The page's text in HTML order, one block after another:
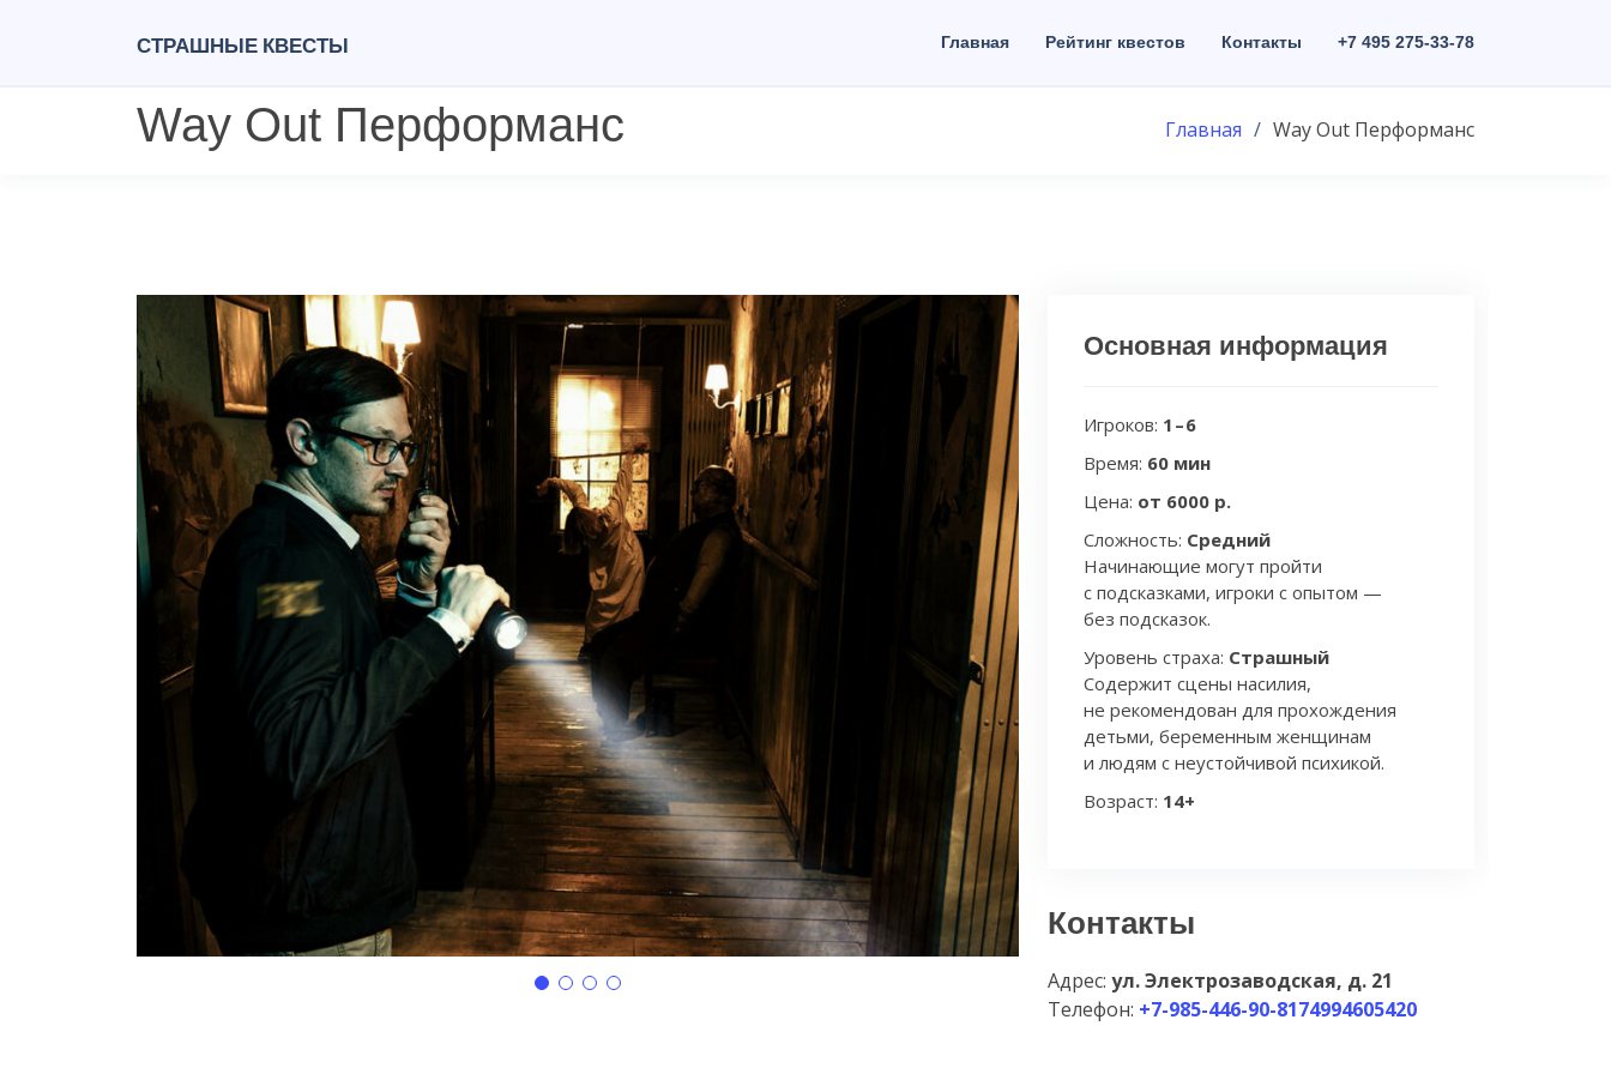
Страшные квесты Главная Рейтинг квестов Контакты +7 495 275-33-78
Way Out Перформанс Главная Way Out Перформанс
Основная информация
Игроков: 1 – 6
Время: 60 мин
Цена: от 6000 р.
Сложность: Средний
Начинающие могут пройти
с подсказками, игроки с опытом —
без подсказок.
Уровень страха: Страшный
Содержит сцены насилия,
не рекомендован для прохождения
детьми, беременным женщинам
и людям с неустойчивой психикой.
Возраст: 14+
Контакты
Адрес: ул. Электрозаводская, д. 21
Телефон: +7-985-446-90-8174994605420